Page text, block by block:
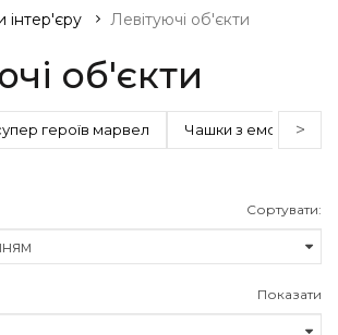
інтер'єру Левітуючі об'єкти
об'єкти
героїв марвел Чашки з емоціями
>
Сортувати:
Показати